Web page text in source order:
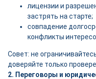
лицензии и
застрять на старте;
совпадение
конфликты
Совет: не
доверяйте только
2. Переговоры и